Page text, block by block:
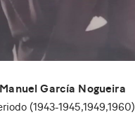
Manuel García Nogueira
(1943-1945,1949,1960)